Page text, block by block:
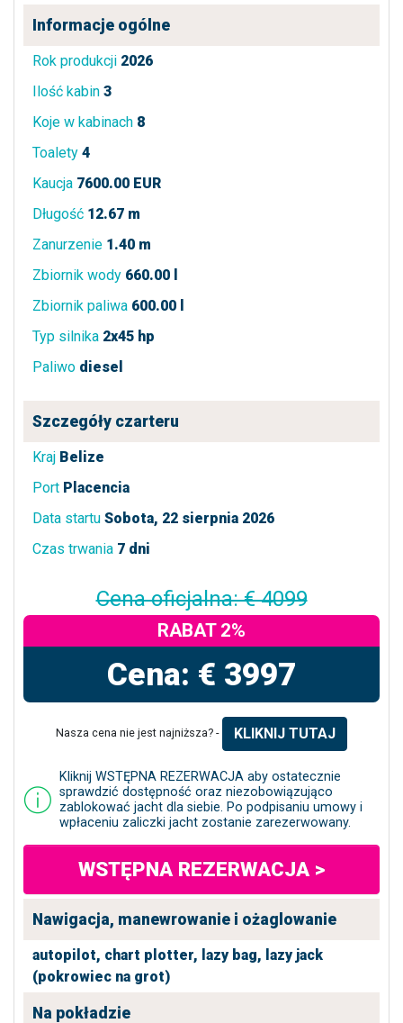
Informacje ogólne
Rok produkcji 2026
Ilość kabin 3
Koje w kabinach 8
Toalety 4
Kaucja 7600.00 EUR
Długość 12.67 m
Zanurzenie 1.40 m
Zbiornik wody 660.00 l
Zbiornik paliwa 600.00 l
Typ silnika 2x45 hp
Paliwo diesel
Szczegóły czarteru
Kraj Belize
Port Placencia
Data startu Sobota, 22 sierpnia 2026
Czas trwania 7 dni
Cena oficjalna: € 4099
RABAT 2%
Cena: € 3997
Nasza cena nie jest najniższa? - KLIKNIJ TUTAJ
Kliknij WSTĘPNA REZERWACJA aby ostatecznie
sprawdzić dostępność oraz niezobowiązująco
zablokować jacht dla siebie. Po podpisaniu umowy i
wpłaceniu zaliczki jacht zostanie zarezerwowany.
WSTĘPNA REZERWACJA >
Nawigacja, manewrowanie i ożaglowanie
autopilot, chart plotter, lazy bag, lazy jack
(pokrowiec na grot)
Na pokładzie